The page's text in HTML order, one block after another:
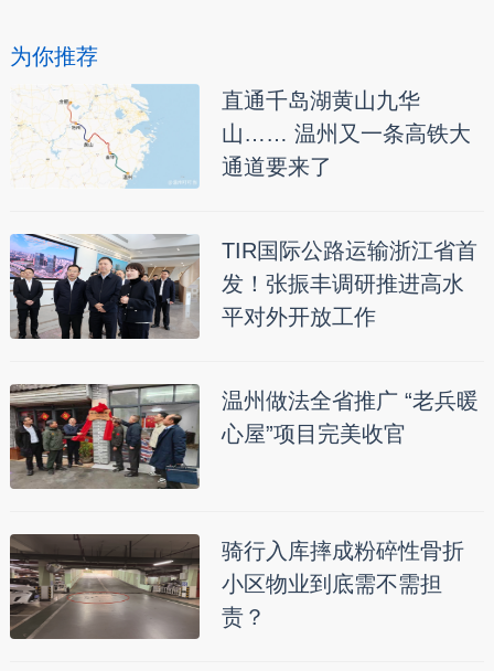
为你推荐
直通千岛湖黄山九华
山…… 温州又一条高铁大
通道要来了
TIR国际公路运输浙江省首
发！张振丰调研推进高水
平对外开放工作
温州做法全省推广 “老兵暖
心屋”项目完美收官
骑行入库摔成粉碎性骨折
小区物业到底需不需担
责？